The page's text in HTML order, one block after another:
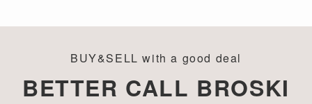
BUY&SELL with a good deal
BETTER CALL BROSKI